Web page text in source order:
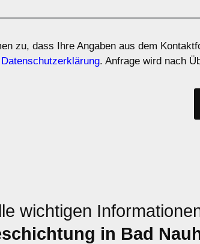
zu, dass Ihre Angaben aus dem
Datenschutzerklärung. Anfrage wird nach
wichtigen
in Bad